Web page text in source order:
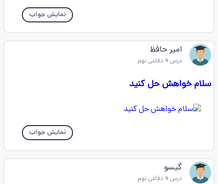
نمایش جواب
امیر حافظ
درس 4 دفاعی نهم
سلام خواهش حل کنید
نمایش جواب
گیسو
درس 4 دفاعی نهم